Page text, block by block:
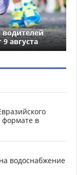
водителей
августа
формате в
водоснабжение